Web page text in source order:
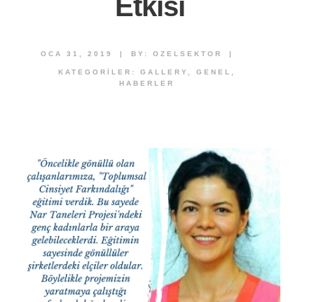
Etkisi
OCA 31, 2019 | BY: OZELSEKTOR |
KATEGORILER: GALLERY GENEL
HABERLER